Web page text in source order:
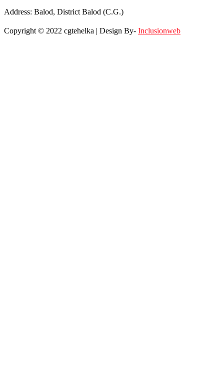
Address: Balod, District Balod (C.G.)
Copyright © 2022 cgtehelka | Design By- Inclusionweb